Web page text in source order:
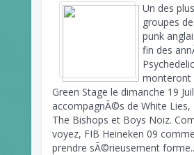
Un des
groupes
punk
fin des
monteront
Green Stage le dimanche 19
accompagnÃ©s de White Lies,
The Bishops et Boys Noiz.
voyez, FIB Heineken 09
prendre sÃ©rieusement